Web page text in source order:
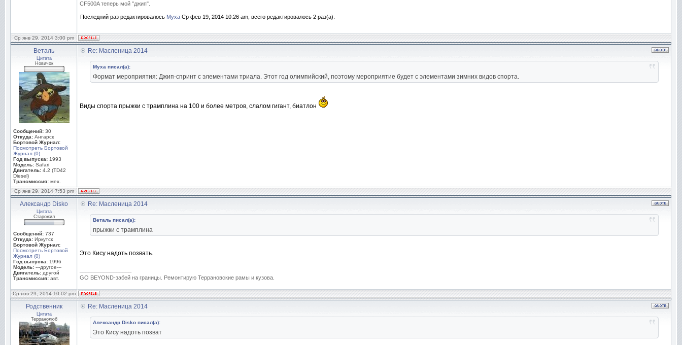
CF500A теперь мой "джип".
Последний раз редактировалось Муха Ср фев 19, 2014 10:26 am, всего редактировалось 2 раз(а).
Ср янв 29, 2014 3:00 pm
Веталь
Цитата
Новичок
Сообщений: 30
Откуда: Ангарск
Бортовой Журнал:
Посмотреть Бортовой
Журнал (0)
Год выпуска: 1993
Модель: Safari
Двигатель: 4.2 (TD42
Diesel)
Трансмиссия: мех.
Re: Масленица 2014
Муха писал(а):
Формат мероприятия: Джип-спринт с элементами триала. Этот год олимпийский, поэтому мероприятие будет с элементами зимних видов спорта.
Виды спорта прыжки с трамплина на 100 и более метров, слалом гигант, биатлон
Ср янв 29, 2014 7:53 pm
Александр Disko
Цитата
Старожил
Сообщений: 737
Откуда: Иркутск
Бортовой Журнал:
Посмотреть Бортовой
Журнал (0)
Год выпуска: 1996
Модель: ---другое---
Двигатель: другой
Трансмиссия: авт.
Re: Масленица 2014
Веталь писал(а):
прыжки с трамплина
Это Кису надоть позвать.
GO BEYOND-забей на границы. Ремонтирую Террановские рамы и кузова.
Ср янв 29, 2014 10:02 pm
Родственник
Цитата
Терранолюб
Re: Масленица 2014
Александр Disko писал(а):
Это Кису надоть позват